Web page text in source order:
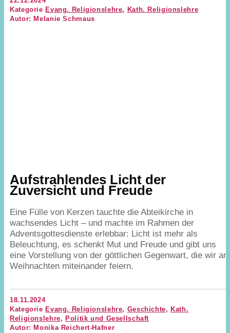
Kategorie Evang. Religionslehre,
Kath. Religionslehre
Autor: Melanie Schmaus
Aufstrahlendes Licht der
Zuversicht und Freude
Eine Fülle von Kerzen tauchte die Abteikirche in
wachsendes Licht – und machte im Rahmen der
Adventsgottesdienste erlebbar: Licht ist mehr als
Beleuchtung, es schenkt Mut und Freude und gibt uns
eine Vorstellung von der göttlichen Gegenwart, die wir an
Weihnachten miteinander feiern.
18.11.2024
Kategorie Evang. Religionslehre, Geschichte, Kath.
Religionslehre, Politik und Gesellschaft
Autor: Monika Reichert-Hafner